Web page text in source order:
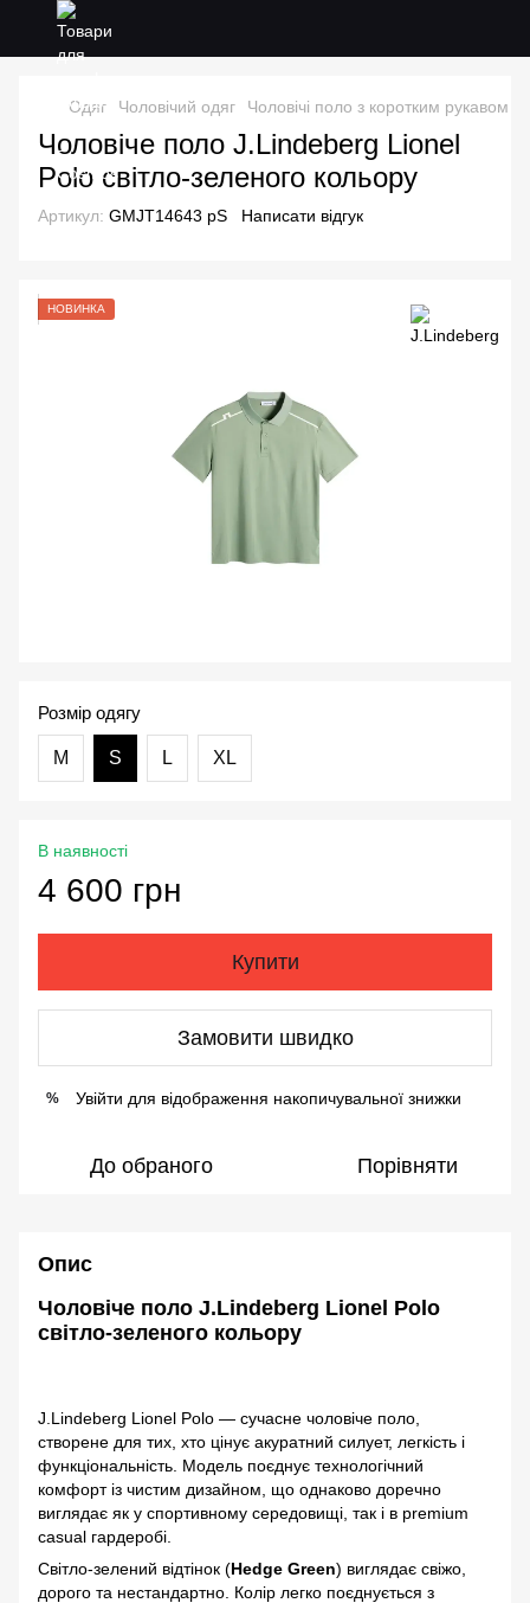
Одяг Чоловічий одяг Чоловічі поло з коротким рукавом
Чоловіче поло J.Lindeberg Lionel
Polo світло-зеленого кольору
Артикул: GMJT14643 рS Написати відгук
НОВИНКА
Розмір одягу
М S L XL
В наявності
4 600 грн
Купити
Замовити швидко
% Увійти для відображення накопичувальної знижки
До обраного Порівняти
Опис
Чоловіче поло J.Lindeberg Lionel Polo
світло-зеленого кольору
J.Lindeberg Lionel Polo — сучасне чоловіче поло,
створене для тих, хто цінує акуратний силует, легкість і
функціональність. Модель поєднує технологічний
комфорт із чистим дизайном, що однаково доречно
виглядає як у спортивному середовищі, так і в premium
casual гардеробі.
Світло-зелений відтінок (Hedge Green) виглядає свіжо,
дорого та нестандартно. Колір легко поєднується з